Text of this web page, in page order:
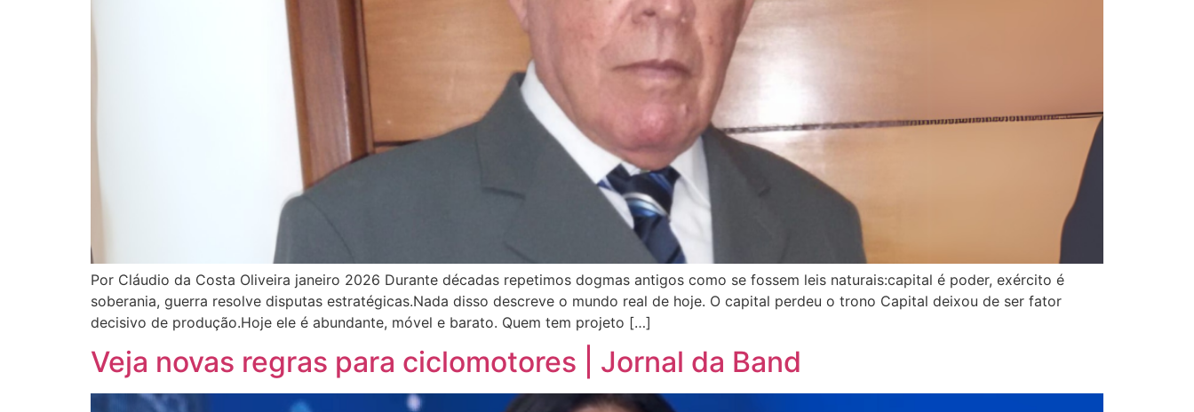
Por Cláudio da Costa Oliveira janeiro 2026 Durante décadas repetimos dogmas antigos como se fossem leis naturais:capital é poder, exército é
soberania, guerra resolve disputas estratégicas.Nada disso descreve o mundo real de hoje. O capital perdeu o trono Capital deixou de ser fator
decisivo de produção.Hoje ele é abundante, móvel e barato. Quem tem projeto […]
Veja novas regras para ciclomotores | Jornal da Band